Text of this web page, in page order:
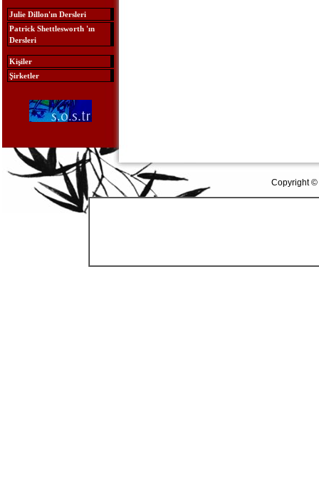
Julie Dillon'ın Dersleri
Patrick Shettlesworth 'ın
Dersleri
Kişiler
Şirketler
Copyright ©